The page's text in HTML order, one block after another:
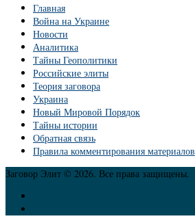
Главная
Война на Украине
Новости
Аналитика
Тайны Геополитики
Российские элиты
Теория заговора
Украина
Новый Мировой Порядок
Тайны истории
Обратная связь
Правила комментирования материалов
Заговор Элит © 2026. Все права защищены.